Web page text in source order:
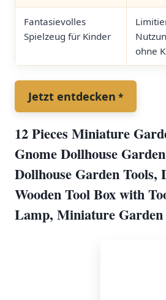
Fantasievolles
Spielzeug⁣ für Kinder
ohne
Jetzt entdecken
12 Pieces ⁤Miniature
Gnome ​Dollhouse
Dollhouse Garden Tools,
‍Wooden Tool Box with
Lamp, Miniature